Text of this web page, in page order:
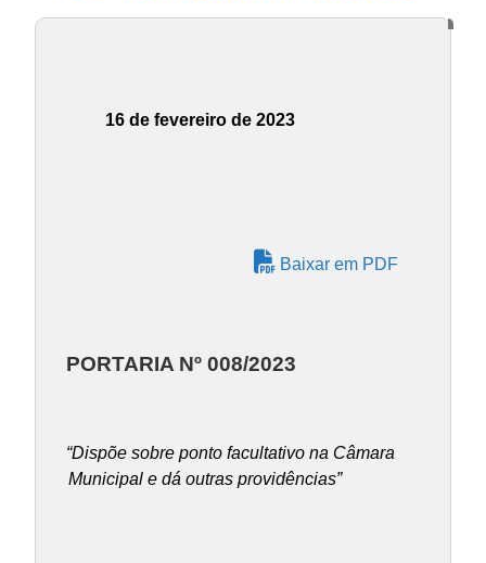
16 de fevereiro de 2023
Baixar em PDF
PORTARIA Nº 008/2023
“Dispõe sobre ponto facultativo na Câmara
Municipal e dá outras providências”